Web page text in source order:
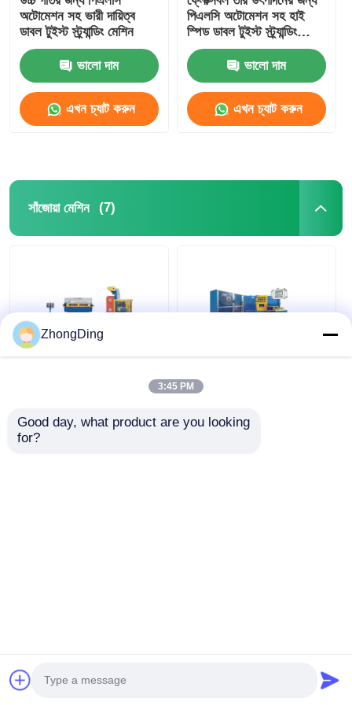
ওয়্যার এক্সট্রুশন লাইন
তারের স্ট্র্যান্ডিং মেশিন
মোড়ানো মেশিন
একক টুইস্ট মেশিন
তারের মেশিন
তারের পাড়া মেশিন
স্ট্রিপিং এক্সট্রুশন মেশিন
অটোমেশন সহ ভারী দায়িত্ব
ডাবল টুইস্ট স্ট্র্যান্ডিং মেশিন
ভালো দাম
এখন চ্যাট করুন
পিএলসি অটোমেশন সহ হাই
স্পিড ডাবল টুইস্ট স্ট্র্যান্ডিং
মেশিন
ভালো দাম
এখন চ্যাট করুন
সাঁজোয়া মেশিন (7)
ভালো দাম
রিইনফোর্সমেন্টের জন্য
ইন্ডাস্ট্রিয়াল পিএলসি অটোমেটেড
আর্মার্ড মেশিন ৬০ কিমি/ঘন্টা
ভালো দাম
Wuxi Zhongding Electrician Machinery Co., Ltd.. All
ZhongDing
3:45 PM
Good day, what product are you looking
for?